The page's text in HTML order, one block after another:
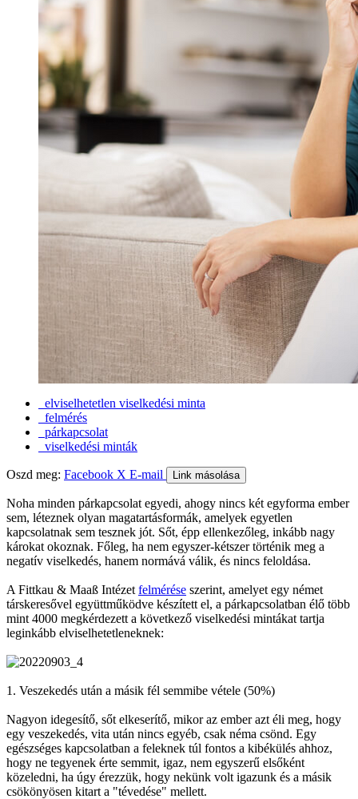
elviselhetetlen viselkedési minta
felmérés
párkapcsolat
viselkedési minták
Oszd meg: Facebook X E-mail Link másolása
Noha minden párkapcsolat egyedi, ahogy nincs két egyforma ember
sem, léteznek olyan magatartásformák, amelyek egyetlen
kapcsolatnak sem tesznek jót. Sőt, épp ellenkezőleg, inkább nagy
károkat okoznak. Főleg, ha nem egyszer-kétszer történik meg a
negatív viselkedés, hanem normává válik, és nincs feloldása.
A Fittkau & Maaß Intézet felmérése szerint, amelyet egy német
társkeresővel együttműködve készített el, a párkapcsolatban élő több
mint 4000 megkérdezett a következő viselkedési mintákat tartja
leginkább elviselhetetleneknek:
1. Veszekedés után a másik fél semmibe vétele (50%)
Nagyon idegesítő, sőt elkeserítő, mikor az ember azt éli meg, hogy
egy veszekedés, vita után nincs egyéb, csak néma csönd. Egy
egészséges kapcsolatban a feleknek túl fontos a kibékülés ahhoz,
hogy ne tegyenek érte semmit, igaz, nem egyszerű elsőként
közeledni, ha úgy érezzük, hogy nekünk volt igazunk és a másik
csökönyösen kitart a "tévedése" mellett.